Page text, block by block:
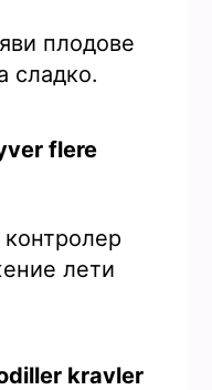
плодове
сладко.
flere
лети
kravler